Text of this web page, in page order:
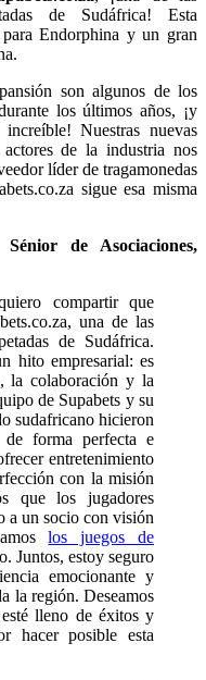
de Sudáfrica! Esta
Endorphina y un gran
son algunos de los
los últimos años, ¡y
Nuestras nuevas
actores de la industria nos
líder de tragamonedas
sigue esa misma
de Asociaciones,
compartir que
una de las
de Sudáfrica.
hito empresarial: es
la colaboración y la
de Supabets y su
sudafricano hicieron
de forma perfecta e
entretenimiento
con la misión
que los jugadores
a un socio con visión
los juegos de
Juntos, estoy seguro
emocionante y
la región. Deseamos
lleno de éxitos y
hacer posible esta